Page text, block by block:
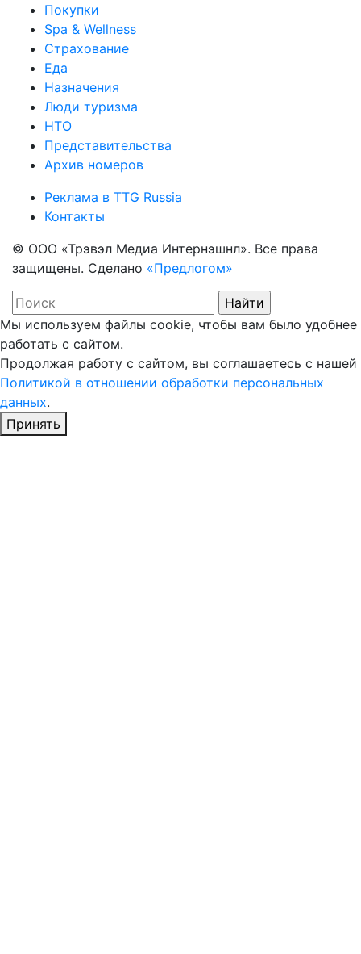
Покупки
Spa & Wellness
Страхование
Еда
Назначения
Люди туризма
НТО
Представительства
Архив номеров
Реклама в TTG Russia
Контакты
© ООО «Трэвэл Медиа Интернэшнл». Все права
защищены. Сделано «Предлогом»
Мы используем файлы cookie, чтобы вам было удобнее
работать с сайтом.
Продолжая работу с сайтом, вы соглашаетесь с нашей
Политикой в отношении обработки персональных
данных.
Принять